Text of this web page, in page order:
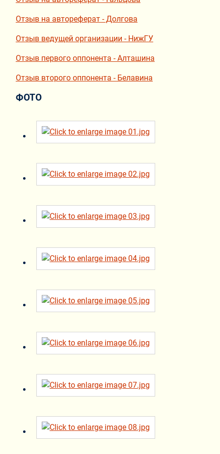
Отзыв на автореферат - Долгова
Отзыв ведущей организации - НижГУ
Отзыв первого оппонента - Алташина
Отзыв второго оппонента - Белавина
ФОТО